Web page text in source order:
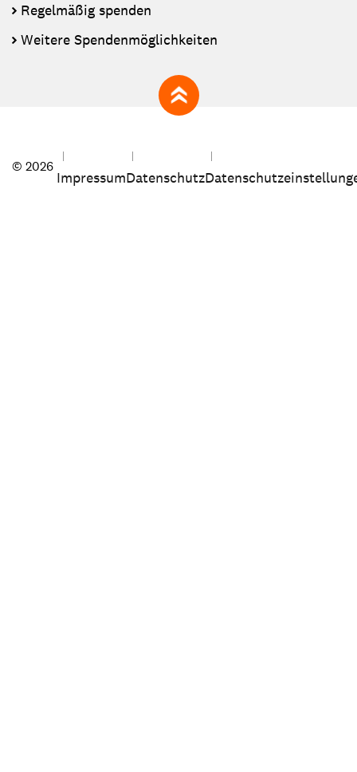
Regelmäßig spenden
Weitere Spendenmöglichkeiten
zum Seitenanfang
© 2026
ImpressumDatenschutz